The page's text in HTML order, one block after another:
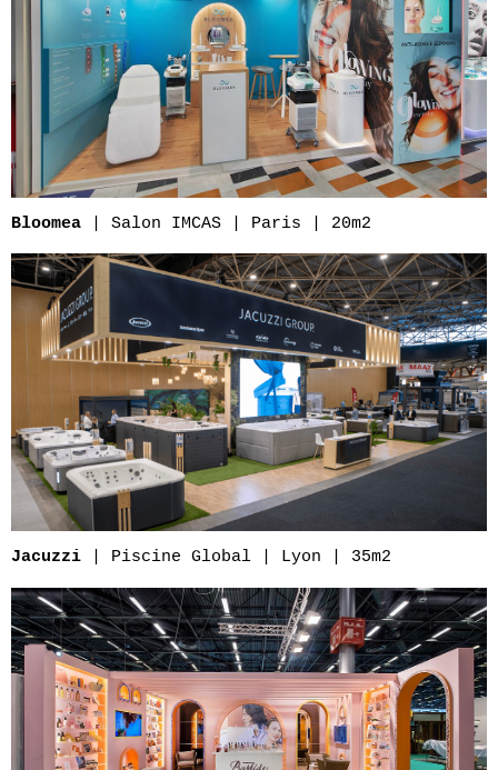
Bloomea | Salon IMCAS | Paris | 20m2
Jacuzzi | Piscine Global | Lyon | 35m2